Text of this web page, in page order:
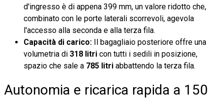
d'ingresso è di appena 399 mm, un valore ridotto che,
combinato con le porte laterali scorrevoli, agevola
l'accesso alla seconda e alla terza fila.
Capacità di carico: Il bagagliaio posteriore offre una
volumetria di 318 litri con tutti i sedili in posizione,
spazio che sale a 785 litri abbattendo la terza fila.
Autonomia e ricarica rapida a 150